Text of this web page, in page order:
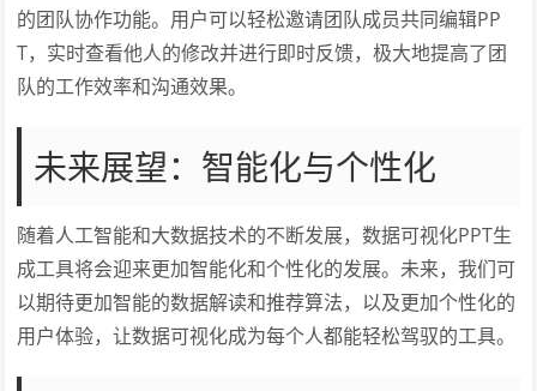
的团队协作功能。用户可以轻松邀请团队成员共同编辑PP
T，实时查看他人的修改并进行即时反馈，极大地提高了团
队的工作效率和沟通效果。
未来展望：智能化与个性化
随着人工智能和大数据技术的不断发展，数据可视化PPT生
成工具将会迎来更加智能化和个性化的发展。未来，我们可
以期待更加智能的数据解读和推荐算法，以及更加个性化的
用户体验，让数据可视化成为每个人都能轻松驾驭的工具。